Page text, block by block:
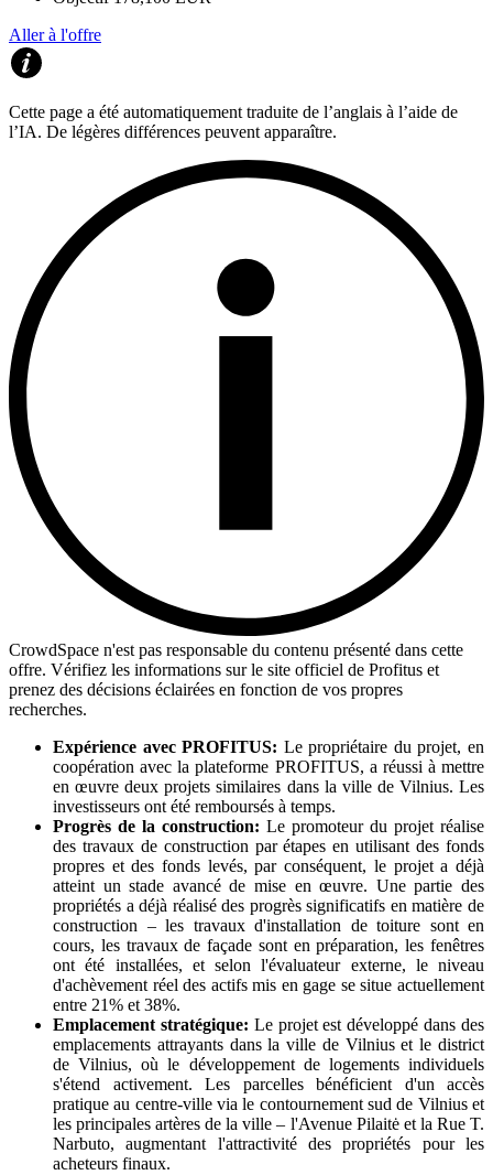
Aller à l'offre
Cette page a été automatiquement traduite de l’anglais à l’aide de
l’IA. De légères différences peuvent apparaître.
CrowdSpace n'est pas responsable du contenu présenté dans cette
offre. Vérifiez les informations sur le site officiel de Profitus et
prenez des décisions éclairées en fonction de vos propres
recherches.
Expérience avec PROFITUS: Le propriétaire du projet, en
coopération avec la plateforme PROFITUS, a réussi à mettre
en œuvre deux projets similaires dans la ville de Vilnius. Les
investisseurs ont été remboursés à temps.
Progrès de la construction: Le promoteur du projet réalise
des travaux de construction par étapes en utilisant des fonds
propres et des fonds levés, par conséquent, le projet a déjà
atteint un stade avancé de mise en œuvre. Une partie des
propriétés a déjà réalisé des progrès significatifs en matière de
construction – les travaux d'installation de toiture sont en
cours, les travaux de façade sont en préparation, les fenêtres
ont été installées, et selon l'évaluateur externe, le niveau
d'achèvement réel des actifs mis en gage se situe actuellement
entre 21% et 38%.
Emplacement stratégique: Le projet est développé dans des
emplacements attrayants dans la ville de Vilnius et le district
de Vilnius, où le développement de logements individuels
s'étend activement. Les parcelles bénéficient d'un accès
pratique au centre-ville via le contournement sud de Vilnius et
les principales artères de la ville – l'Avenue Pilaitė et la Rue T.
Narbuto, augmentant l'attractivité des propriétés pour les
acheteurs finaux.